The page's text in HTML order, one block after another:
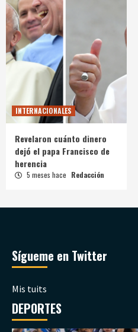
INTERNACIONALES
Revelaron cuánto dinero
dejó el papa Francisco de
herencia
5 meses hace Redacción
Sígueme en Twitter
Mis tuits
DEPORTES